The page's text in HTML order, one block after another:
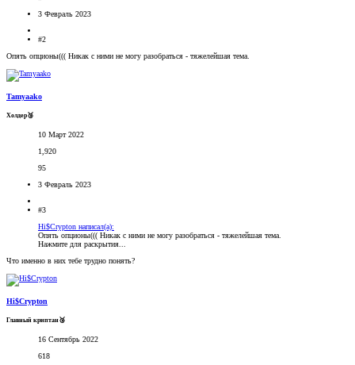
3 Февраль 2023
#2
Опять опционы((( Никак с ними не могу разобраться - тяжелейшая тема.
Tamyaako
Холдер🥉
10 Март 2022
1,920
95
3 Февраль 2023
#3
Hi$Crypton написал(а):
Опять опционы((( Никак с ними не могу разобраться - тяжелейшая тема.
Нажмите для раскрытия...
Что именно в них тебе трудно понять?
Hi$Crypton
Главный криптан🥉
16 Сентябрь 2022
618